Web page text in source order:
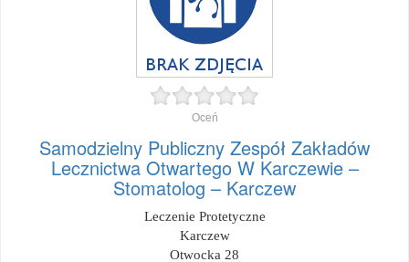
Oceń
Samodzielny Publiczny Zespół Zakładów
Lecznictwa Otwartego W Karczewie –
Stomatolog – Karczew
Leczenie Protetyczne
Karczew
Otwocka 28